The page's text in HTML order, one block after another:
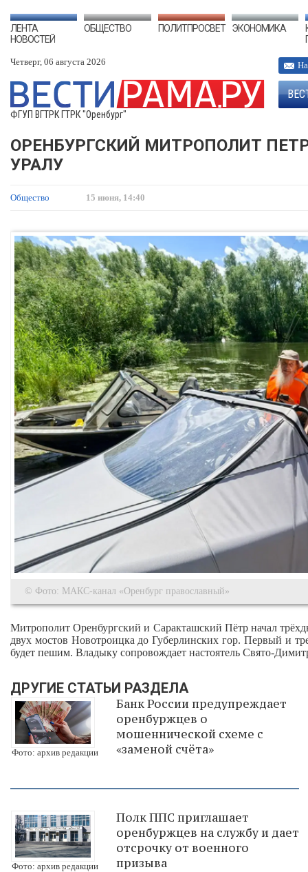
ЛЕНТА
НОВОСТЕЙ
ОБЩЕСТВО ПОЛИТПРОСВЕТ ЭКОНОМИКА
Четверг, 06 августа 2026
ФГУП ВГТРК ГТРК "Оренбург"
ОРЕНБУРГСКИЙ МИТРОПОЛИТ
УРАЛУ
Общество 15 июня, 14:40
© Фото: МАКС-канал «Оренбург православный»
Митрополит Оренбургский и Саракташский Пётр начал
двух мостов Новотроицка до Губерлинских гор. Первый и
будет пешим. Владыку сопровождает настоятель
ДРУГИЕ СТАТЬИ РАЗДЕЛА
Фото: архив редакции
Банк России предупреждает
оренбуржцев о
мошеннической схеме с
«заменой счёта»
Фото: архив редакции
Полк ППС приглашает
оренбуржцев на службу и дает
отсрочку от военного
призыва